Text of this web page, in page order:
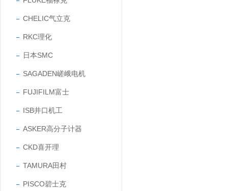
CHELIC气立克
RKC理化
日本SMC
SAGADEN嵯峨电机
FUJIFILM富士
ISB井口机工
ASKER高分子计器
CKD喜开理
TAMURA田村
PISCO碧士克